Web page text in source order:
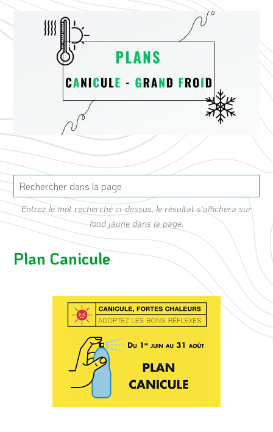
Entrez le mot recherché ci-dessus, le résultat s'affichera sur
fond jaune dans la page.
Plan Canicule